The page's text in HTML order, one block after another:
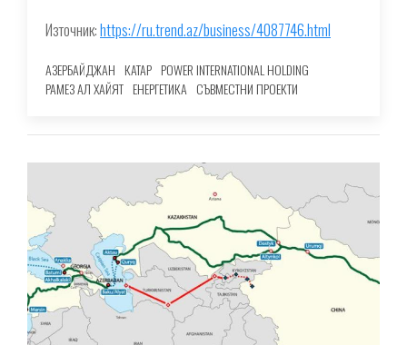
Източник:https://ru.trend.az/business/4087746.html
АЗЕРБАЙДЖАН КАТАР POWER INTERNATIONAL HOLDING
РАМЕЗ АЛ ХАЙЯТ ЕНЕРГЕТИКА СЪВМЕСТНИ ПРОЕКТИ